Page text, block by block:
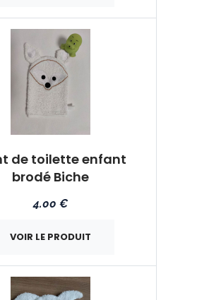
de toilette enfant
brodé Biche
4.00 €
VOIR LE PRODUIT